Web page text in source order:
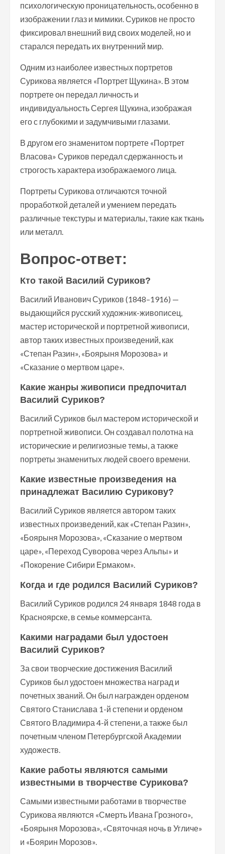
психологическую проницательность, особенно в
изображении глаз и мимики. Суриков не просто
фиксировал внешний вид своих моделей, но и
старался передать их внутренний мир.
Одним из наиболее известных портретов
Сурикова является «Портрет Щукина». В этом
портрете он передал личность и
индивидуальность Сергея Щукина, изображая
его с глубокими и задумчивыми глазами.
В другом его знаменитом портрете «Портрет
Власова» Суриков передал сдержанность и
строгость характера изображаемого лица.
Портреты Сурикова отличаются точной
проработкой деталей и умением передать
различные текстуры и материалы, такие как ткань
или металл.
Вопрос-ответ:
Кто такой Василий Суриков?
Василий Иванович Суриков (1848–1916) —
выдающийся русский художник-живописец,
мастер исторической и портретной живописи,
автор таких известных произведений, как
«Степан Разин», «Боярыня Морозова» и
«Сказание о мертвом царе».
Какие жанры живописи предпочитал
Василий Суриков?
Василий Суриков был мастером исторической и
портретной живописи. Он создавал полотна на
исторические и религиозные темы, а также
портреты знаменитых людей своего времени.
Какие известные произведения на
принадлежат Василию Сурикову?
Василий Суриков является автором таких
известных произведений, как «Степан Разин»,
«Боярыня Морозова», «Сказание о мертвом
царе», «Переход Суворова через Альпы» и
«Покорение Сибири Ермаком».
Когда и где родился Василий Суриков?
Василий Суриков родился 24 января 1848 года в
Красноярске, в семье коммерсанта.
Какими наградами был удостоен
Василий Суриков?
За свои творческие достижения Василий
Суриков был удостоен множества наград и
почетных званий. Он был награжден орденом
Святого Станислава 1-й степени и орденом
Святого Владимира 4-й степени, а также был
почетным членом Петербургской Академии
художеств.
Какие работы являются самыми
известными в творчестве Сурикова?
Самыми известными работами в творчестве
Сурикова являются «Смерть Ивана Грозного»,
«Боярыня Морозова», «Святочная ночь в Угличе»
и «Боярин Морозов».